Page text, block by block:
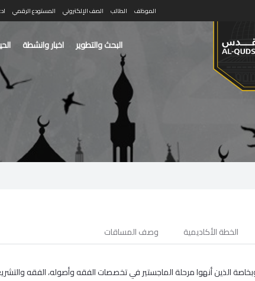
الموظف الطالب الصف الإلكتروني المستودع الرقمي
البحث والتطوير اخبار وانشطة
الخطة الأكاديمية وصف المساقات
الذين أنهوا مرحلة الماجستير في تخصصات الفقه وأصوله، الفقه